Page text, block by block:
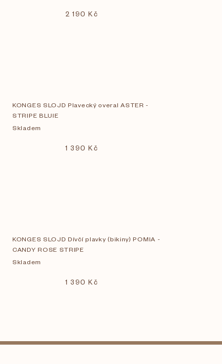
2 190 Kč
KONGES SLOJD Plavecký overal ASTER -
STRIPE BLUIE
Skladem
1 390 Kč
KONGES SLOJD Dívčí plavky (bikiny) POMIA -
CANDY ROSE STRIPE
Skladem
1 390 Kč